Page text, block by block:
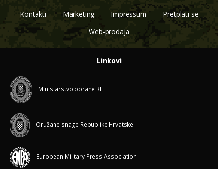
Kontakti Marketing Impressum
Pretplati se
Web-prodaja
Linkovi
Ministarstvo obrane RH
Oružane snage Republike Hrvatske
European Military Press Association